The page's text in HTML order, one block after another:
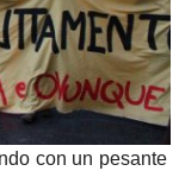
con un pesante